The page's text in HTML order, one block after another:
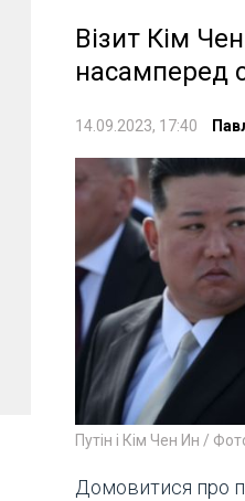
Візит Кім
насамперед
14.09.2023, 17:40
Путін і Кім Чен Ин /
Домовитися про